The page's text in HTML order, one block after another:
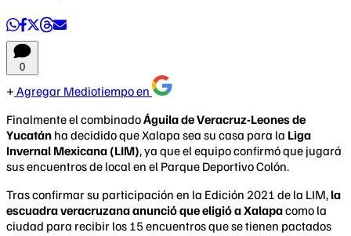
0
Agregar Mediotiempo en
Finalmente el combinadoÁguila de Veracruz-Leones de
Yucatán ha decidido que Xalapa sea su casa para la Liga
Invernal Mexicana (LIM), ya que el equipo confirmó que jugará
sus encuentros de local en el Parque Deportivo Colón.
Tras confirmar su participación en la Edición 2021 de la LIM, la
escuadra veracruzana anunció que eligió a Xalapacomo la
ciudad para recibir los 15 encuentros que se tienen pactados